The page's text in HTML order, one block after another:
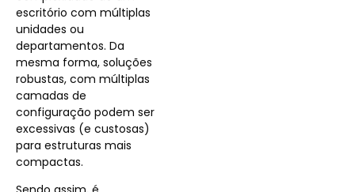
escritório com múltiplas
unidades ou
departamentos. Da
mesma forma, soluções
robustas, com múltiplas
camadas de
configuração podem ser
excessivas (e custosas)
para estruturas mais
compactas.